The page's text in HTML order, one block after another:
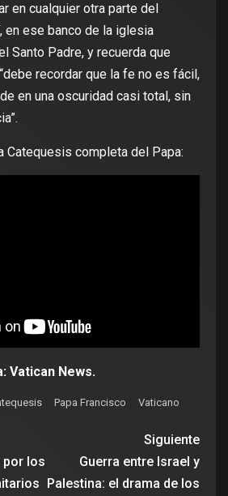
en cualquier otra parte del
en ese banco de la iglesia
Santo Padre, y recuerda que
recordar que la fe no es fácil,
en una oscuridad casi total, sin
Catequesis completa del Papa:
Vatican News.
Papa Francisco Vaticano
por los
Siguiente
Guerra entre Israel y
Palestina: el drama de los